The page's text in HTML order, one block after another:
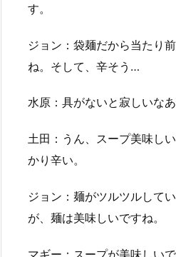
す。
ジョン：袋麺だから当たり
ね。そして、辛そう…
水原：具がないと寂しいなあ
土田：うん、スープ美味し
かり辛い。
ジョン：麺がツルツルして
が、麺は美味しいですね。
マギー：スープが美味しい